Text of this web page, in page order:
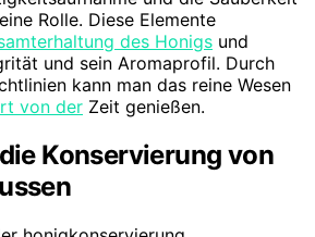
Rolle. Diese Elemente
des Honigs und
und sein Aromaprofil. Durch
kann man das reine Wesen
von der Zeit genießen.
Konservierung von